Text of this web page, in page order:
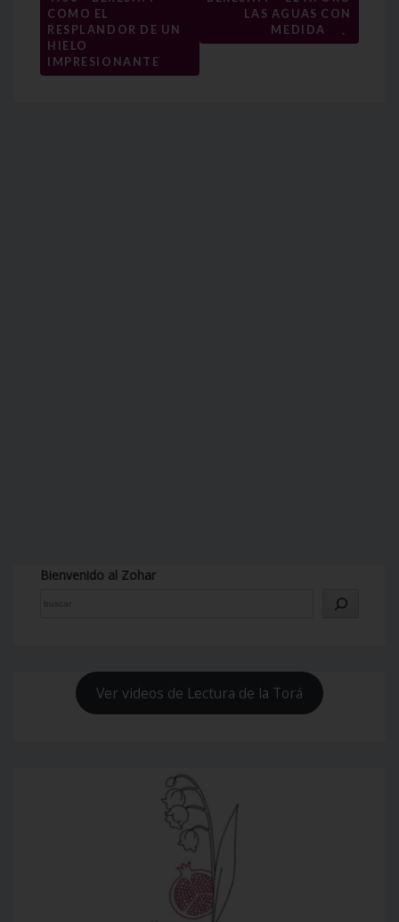
entradas
COMO EL
RESPLANDOR DE UN
HIELO
IMPRESIONANTE
LAS AGUAS CON
MEDIDA
→
Bienvenido al Zohar
Ver videos de Lectura de la Torá